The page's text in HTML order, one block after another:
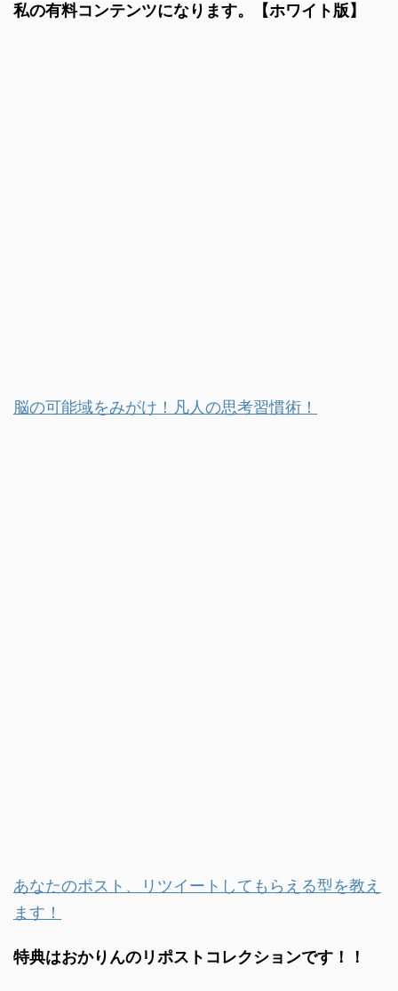
私の有料コンテンツになります。【ホワイト版】
脳の可能域をみがけ！凡人の思考習慣術！
あなたのポスト、リツイートしてもらえる型を教え
ます！
特典はおかりんのリポストコレクションです！！